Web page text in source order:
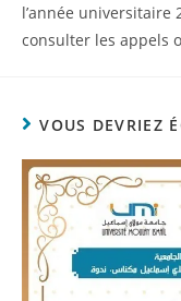
l’année universitaire
consulter les appels
VOUS DEVRIEZ